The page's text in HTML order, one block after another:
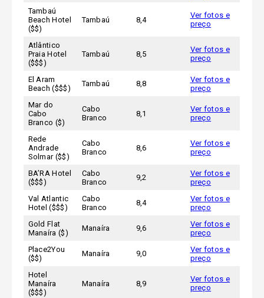
Tambaú
Beach Hotel
($$)
Tambaú 8,4
Ver fotos e
preço
Atlântico
Praia Hotel
($$$)
Tambaú 8,5
Ver fotos e
preço
El Aram
Beach ($$$)
Tambaú 8,8
Ver fotos e
preço
Mar do
Cabo
Branco ($)
Cabo
Branco
8,1
Ver fotos e
preço
Rede
Andrade
Solmar ($$)
Cabo
Branco
8,6
Ver fotos e
preço
BA’RA Hotel
($$$)
Cabo
Branco
9,2
Ver fotos e
preço
Val Atlantic
Hotel ($$$)
Cabo
Branco
8,4
Ver fotos e
preço
Gold Flat
Manaíra ($)
Manaíra 9,6
Ver fotos e
preço
Place2You
($$)
Manaíra 9,0
Ver fotos e
preço
Hotel
Manaíra
($$$)
Manaíra 8,9
Ver fotos e
preço